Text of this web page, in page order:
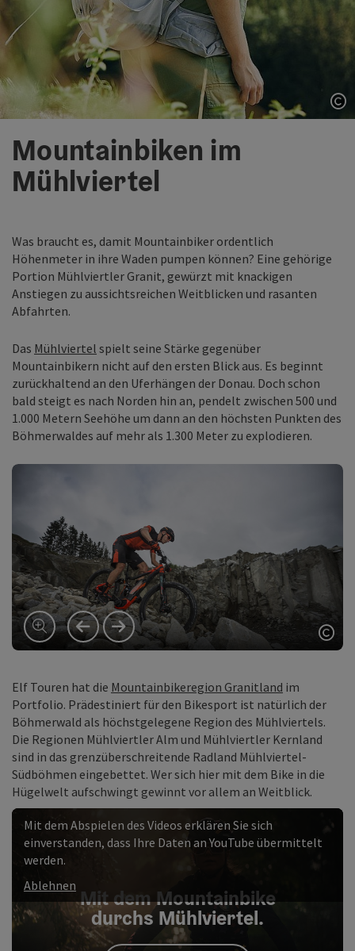
Mountainbiken im
Mühlviertel
Was braucht es, damit Mountainbiker ordentlich
Höhenmeter in ihre Waden pumpen können? Eine gehörige
Portion Mühlviertler Granit, gewürzt mit knackigen
Anstiegen zu aussichtsreichen Weitblicken und rasanten
Abfahrten.
Das Mühlviertel spielt seine Stärke gegenüber
Mountainbikern nicht auf den ersten Blick aus. Es beginnt
zurückhaltend an den Uferhängen der Donau. Doch schon
bald steigt es nach Norden hin an, pendelt zwischen 500 und
1.000 Metern Seehöhe um dann an den höchsten Punkten des
Böhmerwaldes auf mehr als 1.300 Meter zu explodieren.
vorheriges Element
nächstes Element
Elf Touren hat die Mountainbikeregion Granitland im
Portfolio. Prädestiniert für den Bikesport ist natürlich der
Böhmerwald als höchstgelegene Region des Mühlviertels.
Die Regionen Mühlviertler Alm und Mühlviertler Kernland
sind in das grenzüberschreitende Radland Mühlviertel-
Südböhmen eingebettet. Wer sich hier mit dem Bike in die
Hügelwelt aufschwingt gewinnt vor allem an Weitblick.
Mit dem Mountainbike
durchs Mühlviertel.
Mit dem Abspielen des Videos erklären Sie sich
einverstanden, dass Ihre Daten an YouTube übermittelt
werden.
Ablehnen